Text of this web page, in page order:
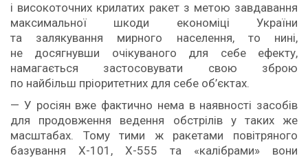
і високоточних крилатих ракет з метою завдавання
максимальної шкоди економіці України
та залякування мирного населення, то нині,
не досягнувши очікуваного для себе ефекту,
намагається застосовувати свою зброю
по найбільш пріоритетних для себе об’єктах.
— У росіян вже фактично нема в наявності засобів
для продовження ведення обстрілів у таких же
масштабах. Тому тими ж ракетами повітряного
базування Х-101, Х-555 та «калібрами» вони